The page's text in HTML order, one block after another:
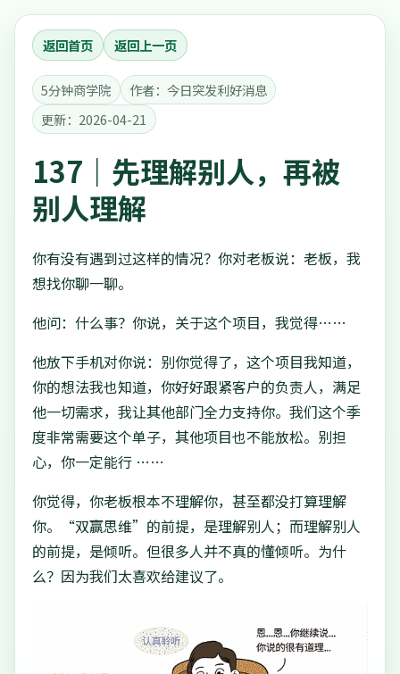
返回首页 返回上一页
5分钟商学院
作者：今日突发利好消息
更新：2026-04-21
137｜先理解别人，再被
别人理解
你有没有遇到过这样的情况？你对老板说：老板，我
想找你聊一聊。
他问：什么事？你说，关于这个项目，我觉得……
他放下手机对你说：别你觉得了，这个项目我知道，
你的想法我也知道，你好好跟紧客户的负责人，满足
他一切需求，我让其他部门全力支持你。我们这个季
度非常需要这个单子，其他项目也不能放松。别担
心，你一定能行 ……
你觉得，你老板根本不理解你，甚至都没打算理解
你。“双赢思维”的前提，是理解别人；而理解别人
的前提，是倾听。但很多人并不真的懂倾听。为什
么？因为我们太喜欢给建议了。